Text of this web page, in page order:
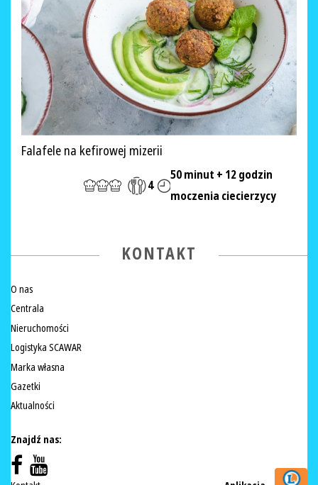
Falafele na kefirowej mizerii
4
50 minut + 12 godzin
moczenia ciecierzycy
KONTAKT
O nas
Centrala
Nieruchomości
Logistyka SCAWAR
Marka własna
Gazetki
Aktualności
Znajdź nas: